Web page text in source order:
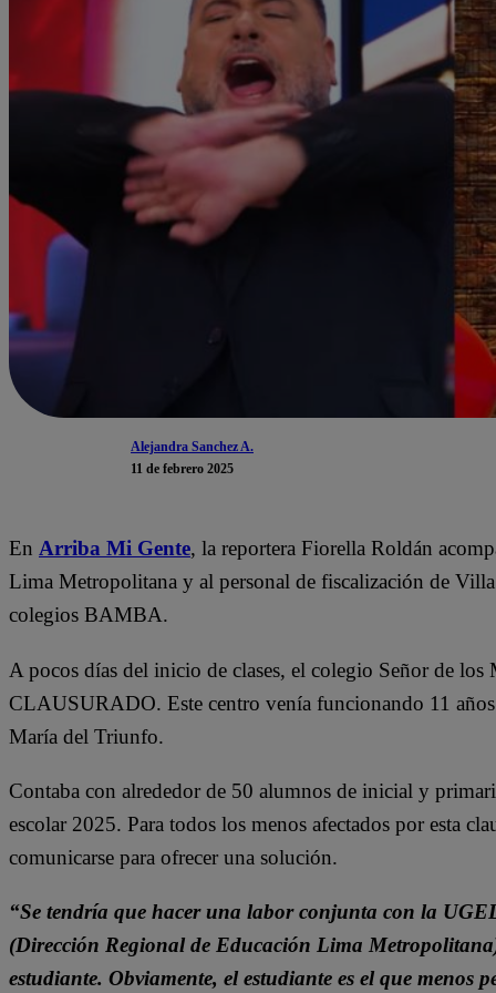
Alejandra Sanchez A.
11 de febrero 2025
En Arriba Mi Gente, la reportera Fiorella Roldán
Lima Metropolitana y al personal de fiscalización de
colegios BAMBA.
A pocos días del inicio de clases, el colegio Señor de los
CLAUSURADO. Este centro venía funcionando 11
María del Triunfo.
Contaba con alrededor de 50 alumnos de inicial y
escolar 2025. Para todos los menos afectados por esta
comunicarse para ofrecer una solución.
“Se tendría que hacer una labor conjunta con la
(Dirección Regional de Educación Lima
estudiante. Obviamente, el estudiante es el que menos